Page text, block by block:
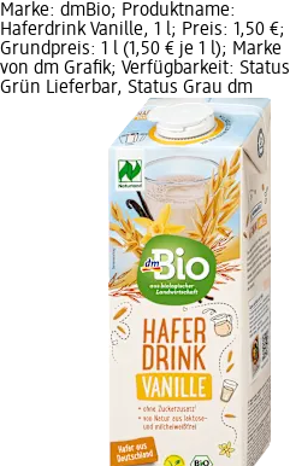
Marke: dmBio; Produktname:
Haferdrink Vanille, 1 l; Preis: 1,50 €;
Grundpreis: 1 l (1,50 € je 1 l); Marke
von dm Grafik; Verfügbarkeit: Status
Grün Lieferbar, Status Grau dm